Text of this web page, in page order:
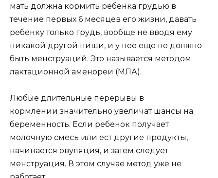
мать должна кормить ребенка грудью в
течение первых 6 месяцев его жизни, давать
ребенку только грудь, вообще не вводя ему
никакой другой пищи, и у нее еще не должно
быть менструаций. Это называется методом
лактационной аменореи (МЛА).
Любые длительные перерывы в
кормлении значительно увеличат шансы на
беременность. Если ребенок получает
молочную смесь или ест другие продукты,
начинается овуляция, и затем следует
менструация. В этом случае метод уже не